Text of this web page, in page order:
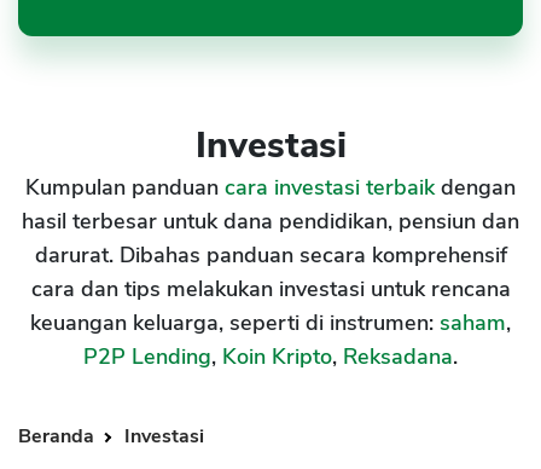
Investasi
Kumpulan panduan cara investasi terbaikdengan
hasil terbesar untuk dana pendidikan, pensiun dan
darurat. Dibahas panduan secara komprehensif
cara dan tips melakukan investasi untuk rencana
keuangan keluarga, seperti di instrumen: saham,
P2P Lending, Koin Kripto, Reksadana.
Beranda Investasi